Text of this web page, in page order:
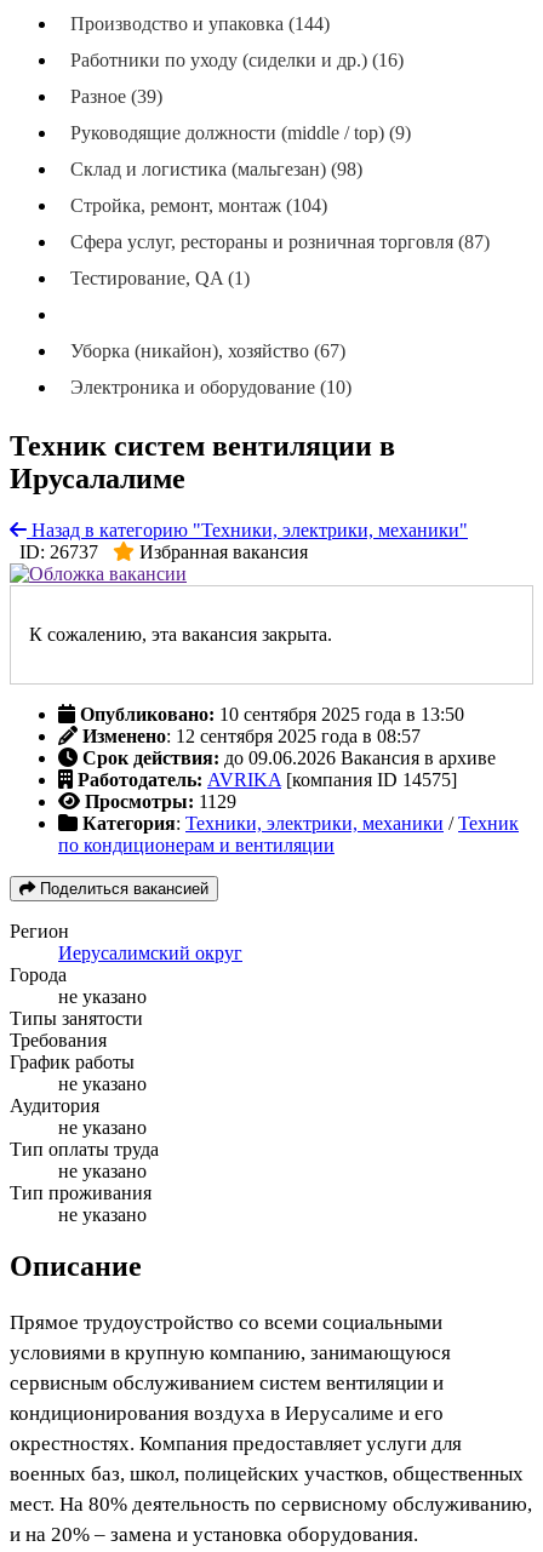
Производство и упаковка (144)
Работники по уходу (сиделки и др.) (16)
Разное (39)
Руководящие должности (middle / top) (9)
Склад и логистика (мальгезан) (98)
Стройка, ремонт, монтаж (104)
Сфера услуг, рестораны и розничная торговля (87)
Тестирование, QA (1)
Уборка (никайон), хозяйство (67)
Электроника и оборудование (10)
Техник систем вентиляции в
Ирусалалиме
Назад в категорию "Техники, электрики, механики"
ID: 26737
Избранная вакансия
К сожалению, эта вакансия закрыта.
Опубликовано: 10 сентября 2025 года в 13:50
Изменено: 12 сентября 2025 года в 08:57
Срок действия: до 09.06.2026 Вакансия в архиве
Работодатель: AVRIKA [компания ID 14575]
Просмотры: 1129
Категория: Техники, электрики, механики /Техник
по кондиционерам и вентиляции
Поделиться вакансией
Регион
Иерусалимский округ
Города
не указано
Типы занятости
Требования
График работы
не указано
Аудитория
не указано
Тип оплаты труда
не указано
Тип проживания
не указано
Описание
Прямое трудоустройство со всеми социальными
условиями в крупную компанию, занимающуюся
сервисным обслуживанием систем вентиляции и
кондиционирования воздуха в Иерусалиме и его
окрестностях. Компания предоставляет услуги для
военных баз, школ, полицейских участков, общественных
мест. На 80% деятельность по сервисному обслуживанию,
и на 20% – замена и установка оборудования.